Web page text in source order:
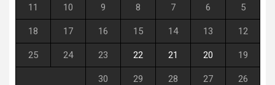
5
6
7
8
9
10
11
12
13
14
15
16
17
18
19
20
21
22
23
24
25
26
27
28
29
30